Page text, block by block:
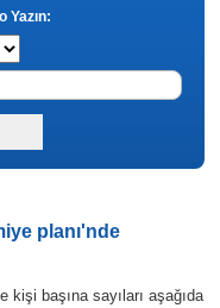
Yazın:
planı'nde
kişi başına sayıları aşağıda